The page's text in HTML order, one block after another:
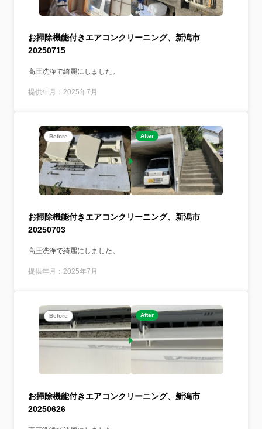
お掃除機能付きエアコンクリーニング、新潟市
20250715
高圧洗浄で綺麗にしました。
提供年月：2025年7月
Before After
お掃除機能付きエアコンクリーニング、新潟市
20250703
高圧洗浄で綺麗にしました。
提供年月：2025年7月
Before After
お掃除機能付きエアコンクリーニング、新潟市
20250626